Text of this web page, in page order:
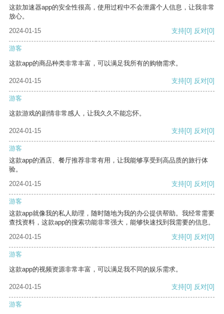
这款加速器app的安全性很高，使用过程中不会泄露个人信息，让我非常
放心。
2024-01-15
支持[0] 反对[0]
游客
这款app的商品种类非常丰富，可以满足我所有的购物需求。
2024-01-15 支持[0] 反对[0]
游客
这款游戏的剧情非常感人，让我久久不能忘怀。
2024-01-15 支持[0] 反对[0]
游客
这款app的酒店、餐厅推荐非常有用，让我能够享受到高品质的旅行体
验。
2024-01-15
支持[0] 反对[0]
游客
这款app就像我的私人助理，随时随地为我的办公提供帮助。我经常需要
查找资料，这款app的搜索功能非常强大，能够快速找到我需要的信息。
2024-01-15
支持[0] 反对[0]
游客
这款app的视频资源非常丰富，可以满足我不同的娱乐需求。
2024-01-15 支持[0] 反对[0]
游客